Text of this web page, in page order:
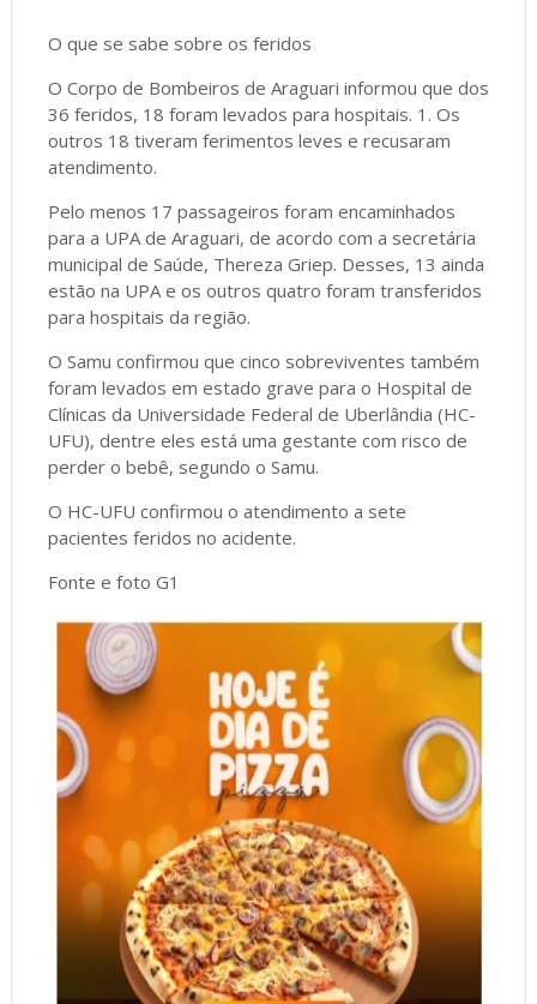
O que se sabe sobre os feridos
O Corpo de Bombeiros de Araguari informou que dos
36 feridos, 18 foram levados para hospitais. 1. Os
outros 18 tiveram ferimentos leves e recusaram
atendimento.
Pelo menos 17 passageiros foram encaminhados
para a UPA de Araguari, de acordo com a secretária
municipal de Saúde, Thereza Griep. Desses, 13 ainda
estão na UPA e os outros quatro foram transferidos
para hospitais da região.
O Samu confirmou que cinco sobreviventes também
foram levados em estado grave para o Hospital de
Clínicas da Universidade Federal de Uberlândia (HC-
UFU), dentre eles está uma gestante com risco de
perder o bebê, segundo o Samu.
O HC-UFU confirmou o atendimento a sete
pacientes feridos no acidente.
Fonte e foto G1